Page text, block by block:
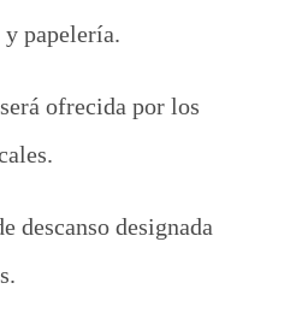
papelería.
ofrecida por los
descanso designada